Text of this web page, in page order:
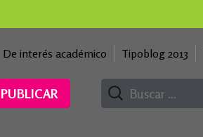
De interés académico Tipoblog 2013
PUBLICAR